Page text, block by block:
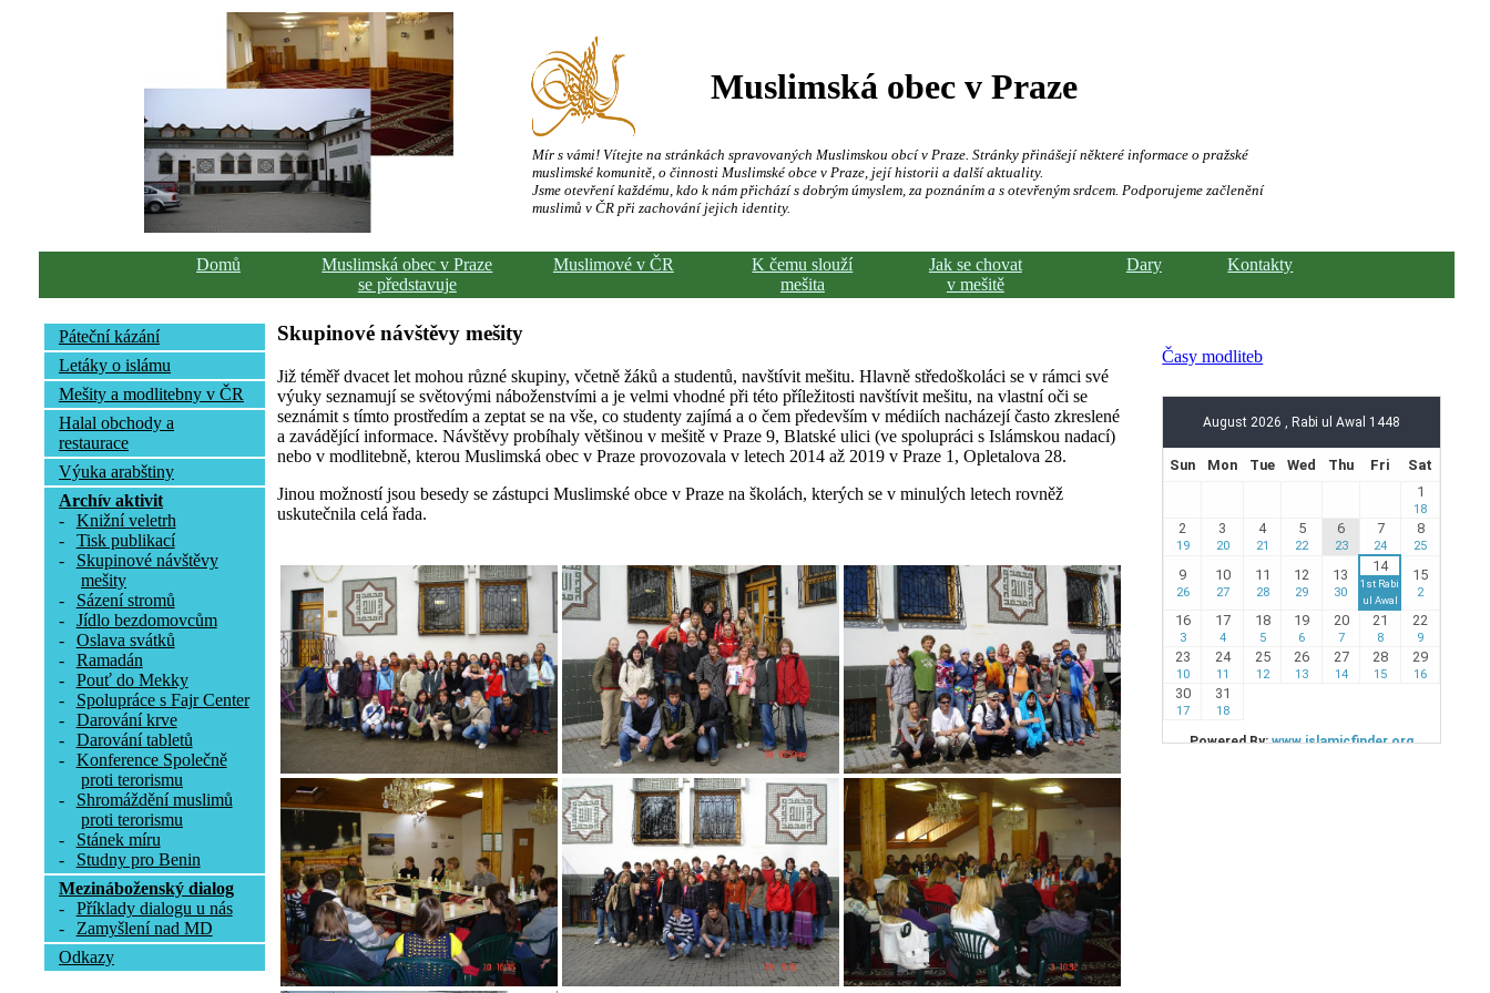
Muslimská obec v Praze
Mír s vámi! Vítejte na stránkách spravovaných Muslimskou obcí v Praze. Stránky přinášejí některé informace o pražské
muslimské komunitě, o činnosti Muslimské obce v Praze, její historii a další aktuality.
Jsme otevření každému, kdo k nám přichází s dobrým úmyslem, za poznáním a s otevřeným srdcem. Podporujeme začlenění
muslimů v ČR při zachování jejich identity.
Domů
Muslimská obec v Praze
se představuje
Muslimové v ČR
K čemu slouží
mešita
Jak se chovat
v mešitě
Dary Kontakty
Páteční kázání
Letáky o islámu
Mešity a modlitebny v ČR
Halal obchody a
restaurace
Výuka arabštiny
Archív aktivit
-
Knižní veletrh
-
Tisk publikací
-
Skupinové návštěvy
mešity
-
Sázení stromů
-
Jídlo bezdomovcům
-
Oslava svátků
-
Ramadán
-
Pouť do Mekky
-
Spolupráce s Fajr Center
-
Darování krve
-
Darování tabletů
-
Konference Společně
proti terorismu
-
Shromáždění muslimů
proti terorismu
-
Stánek míru
-
Studny pro Benin
Mezináboženský dialog
-
Příklady dialogu u nás
-
Zamyšlení nad MD
Odkazy
Skupinové návštěvy mešity
Již téměř dvacet let mohou různé skupiny, včetně žáků a studentů, navštívit mešitu. Hlavně středoškoláci se v rámci své
výuky seznamují se světovými náboženstvími a je velmi vhodné při této příležitosti navštívit mešitu, na vlastní oči se
seznámit s tímto prostředím a zeptat se na vše, co studenty zajímá a o čem především v médiích nacházejí často zkreslené
a zavádějící informace. Návštěvy probíhaly většinou v mešitě v Praze 9, Blatské ulici (ve spolupráci s Islámskou nadací)
nebo v modlitebně, kterou Muslimská obec v Praze provozovala v letech 2014 až 2019 v Praze 1, Opletalova 28.
Jinou možností jsou besedy se zástupci Muslimské obce v Praze na školách, kterých se v minulých letech rovněž
uskutečnila celá řada.
Časy modliteb